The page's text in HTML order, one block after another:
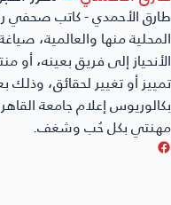
طارق الأحمدي - كاتب صحفي
المحلية منها والعالمية،
الأنحياز إلى فريق بعينه، أو
تمييز أو تغيير لحقائق،
مهنتي بكل حُب وشغف.